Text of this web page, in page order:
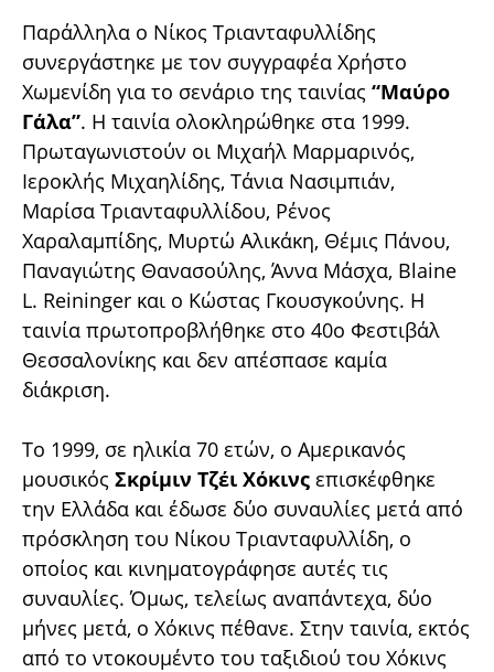
Παράλληλα ο Νίκος Τριανταφυλλίδης
συνεργάστηκε με τον συγγραφέα Χρήστο
Χωμενίδη για το σενάριο της ταινίας “Μαύρο
Γάλα”. Η ταινία ολοκληρώθηκε στα 1999.
Πρωταγωνιστούν οι Μιχαήλ Μαρμαρινός,
Ιεροκλής Μιχαηλίδης, Τάνια Νασιμπιάν,
Μαρίσα Τριανταφυλλίδου, Ρένος
Χαραλαμπίδης, Μυρτώ Αλικάκη, Θέμις Πάνου,
Παναγιώτης Θανασούλης, Άννα Μάσχα, Blaine
L. Reininger και ο Κώστας Γκουσγκούνης. Η
ταινία πρωτοπροβλήθηκε στο 40ο Φεστιβάλ
Θεσσαλονίκης και δεν απέσπασε καμία
διάκριση.
Το 1999, σε ηλικία 70 ετών, ο Αμερικανός
μουσικός Σκρίμιν Τζέι Χόκινς επισκέφθηκε
την Ελλάδα και έδωσε δύο συναυλίες μετά από
πρόσκληση του Νίκου Τριανταφυλλίδη, ο
οποίος και κινηματογράφησε αυτές τις
συναυλίες. Όμως, τελείως αναπάντεχα, δύο
μήνες μετά, ο Χόκινς πέθανε. Στην ταινία, εκτός
από το ντοκουμέντο του ταξιδιού του Χόκινς